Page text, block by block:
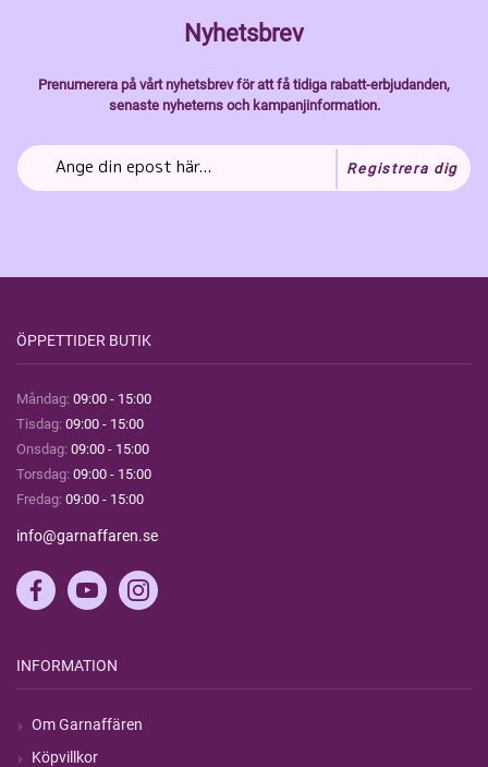
Nyhetsbrev
Prenumerera på vårt nyhetsbrev för att få tidiga rabatt-erbjudanden,
senaste nyheterns och kampanjinformation.
Registrera dig
ÖPPETTIDER BUTIK
Måndag: 09:00 - 15:00
Tisdag: 09:00 - 15:00
Onsdag: 09:00 - 15:00
Torsdag: 09:00 - 15:00
Fredag: 09:00 - 15:00
info@garnaffaren.se
INFORMATION
Om Garnaffären
Köpvillkor